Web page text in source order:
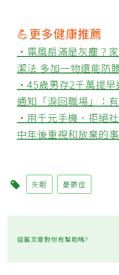
💪更多健康推薦
‧電風扇滿是灰塵？
潔法 多加一物還能防
‧45歲男存2千萬提
通知「淚回職場」：
‧用千元手機、拒絕
中年後重視和放棄的
失眠 憂鬱症
這篇文章對你有幫助嗎?